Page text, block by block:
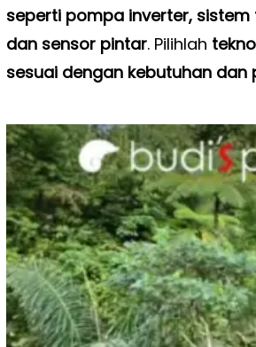
seperti pompa inverter,
dan sensor pintar. Pilihlah
sesuai dengan kebutuhan dan